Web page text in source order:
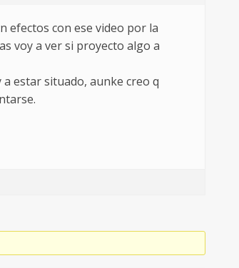
efectos con ese video por la
voy a ver si proyecto algo a
estar situado, aunke creo q